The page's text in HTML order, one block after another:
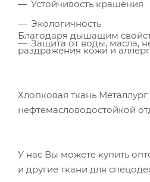
Устойчивость крашения
Экологичность
Защита от воды, масла,
Благодаря дышащим
раздражения кожи и
Хлопковая ткань
нефтемасловодостойкой
У нас Вы можете купить
и другие ткани для